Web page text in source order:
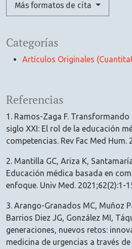
Categorías
Artículos Originales
Más formatos de cita
Referencias
1. Ramos-Zaga F.
siglo XXI: El rol de la educación
competencias. Rev Fac Med Hum.
2. Mantilla GC, Ariza K,
Educación médica basada en
enfoque. Univ Med. 2021;62(2):1-
3. Arango-Granados MC, Muñoz
Barrios Diez JG, González MI,
generaciones, nuevos retos:
medicina de urgencias a través